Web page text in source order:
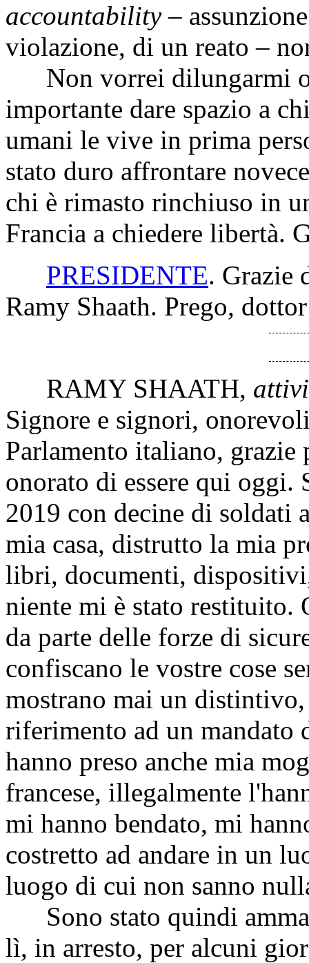
accountability–
violazione, di un reato –
Non vorrei dilungarmi
importante dare spazio a
umani le vive in prima
stato duro affrontare
chi è rimasto rinchiuso in
Francia a chiedere libertà.
PRESIDENTE. Grazie
Ramy Shaath. Prego,
RAMY SHAATH,
Signore e signori,
Parlamento italiano,
onorato di essere qui
2019 con decine di soldati
mia casa, distrutto la mia
libri, documenti,
niente mi è stato restituito.
da parte delle forze di
confiscano le vostre cose
mostrano mai un
riferimento ad un mandato
hanno preso anche mia
francese, illegalmente
mi hanno bendato, mi
costretto ad andare in un
luogo di cui non sanno
Sono stato quindi
lì, in arresto, per alcuni